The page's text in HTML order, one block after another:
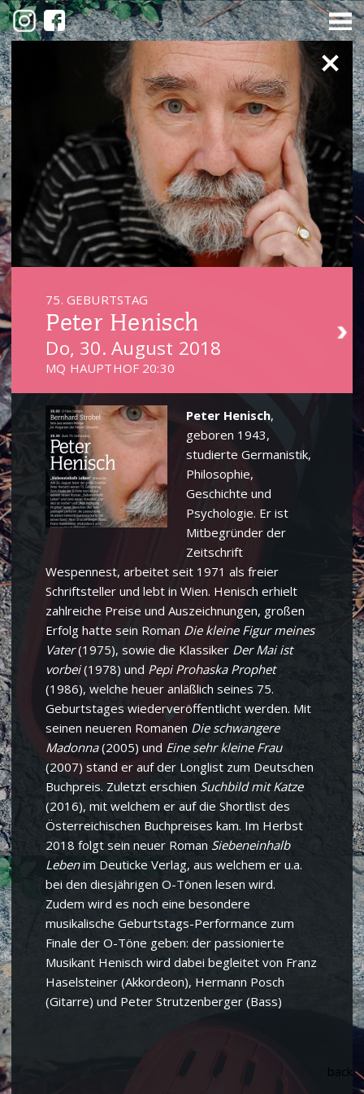
75. GEBURTSTAG
Peter Henisch
Do, 30. August 2018
MQ HAUPTHOF 20:30
Peter Henisch,
geboren 1943,
studierte Germanistik,
Philosophie,
Geschichte und
Psychologie. Er ist
Mitbegründer der
Zeitschrift
Wespennest, arbeitet seit 1971 als freier
Schriftsteller und lebt in Wien. Henisch erhielt
zahlreiche Preise und Auszeichnungen, großen
Erfolg hatte sein Roman Die kleine Figur meines
Vater(1975), sowie die Klassiker Der Mai ist
vorbei(1978) und Pepi Prohaska Prophet
(1986), welche heuer anläßlich seines 75.
Geburtstages wiederveröffentlicht werden. Mit
seinen neueren Romanen Die schwangere
Madonna(2005) und Eine sehr kleine Frau
(2007) stand er auf der Longlist zum Deutschen
Buchpreis. Zuletzt erschien Suchbild mit Katze
(2016), mit welchem er auf die Shortlist des
Österreichischen Buchpreises kam. Im Herbst
2018 folgt sein neuer Roman Siebeneinhalb
Lebenim Deuticke Verlag, aus welchem er u.a.
bei den diesjährigen O-Tönen lesen wird.
Zudem wird es noch eine besondere
musikalische Geburtstags-Performance zum
Finale der O-Töne geben: der passionierte
Musikant Henisch wird dabei begleitet von Franz
Haselsteiner (Akkordeon), Hermann Posch
(Gitarre) und Peter Strutzenberger (Bass)
back